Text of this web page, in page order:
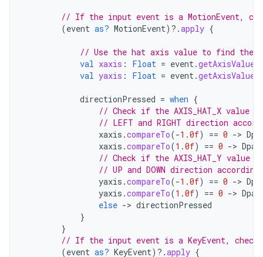
// If the input event is a MotionEvent,
(event as? MotionEvent) ?.apply {
// Use the hat axis value to find the
val xaxis : Float = event.getAxisValue
val yaxis : Float = event.getAxisValue
directionPressed = when {
// Check if the AXIS_HAT_X value
// LEFT and RIGHT direction
xaxis .compareTo(-1.0f) == 0 ->
xaxis .compareTo(1.0f) == 0 -> Dpad
// Check if the AXIS_HAT_Y
// UP and DOWN direction
yaxis .compareTo(-1.0f) == 0 ->
yaxis .compareTo(1.0f) == 0 -> Dpad
else -> directionPressed
}
}
// If the input event is a KeyEvent, check
(event as? KeyEvent) ?.apply {